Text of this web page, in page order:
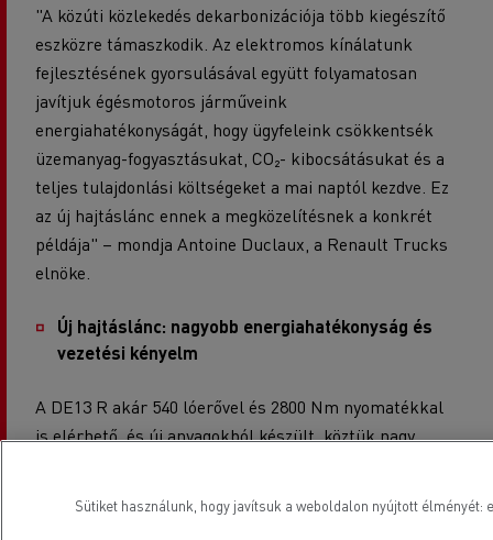
"A közúti közlekedés dekarbonizációja több kiegészítő
eszközre támaszkodik. Az elektromos kínálatunk
fejlesztésének gyorsulásával együtt folyamatosan
javítjuk égésmotoros járműveink
energiahatékonyságát, hogy ügyfeleink csökkentsék
üzemanyag-fogyasztásukat, CO₂- kibocsátásukat és a
teljes tulajdonlási költségeket a mai naptól kezdve. Ez
az új hajtáslánc ennek a megközelítésnek a konkrét
példája" – mondja Antoine Duclaux, a Renault Trucks
elnöke.
Új hajtáslánc: nagyobb energiahatékonyság és
vezetési kényelm
A DE13 R akár 540 lóerővel és 2800 Nm nyomatékkal
is elérhető, és új anyagokból készült, köztük nagy
biztosítanak. Számos technikai fejlesztést tartalmaz,
Sütiket használunk, hogy javítsuk a weboldalon nyújtott